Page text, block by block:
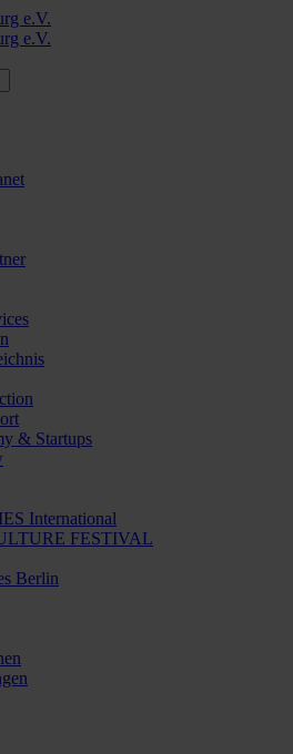
& Startups
International
FESTIVAL
Berlin